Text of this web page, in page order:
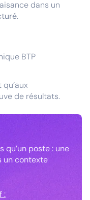
dans un
.
BTP
de résultats.
qu’un poste : une
un contexte
: